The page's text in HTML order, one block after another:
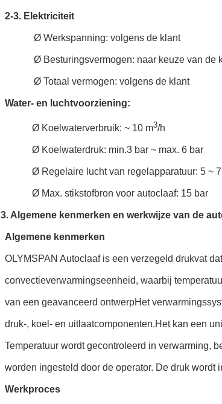
2-3. Elektriciteit
Ø Werkspanning: volgens de klant
Ø Besturingsvermogen: naar keuze van de
Ø Totaal vermogen: volgens de klant
Water- en luchtvoorziening:
Ø Koelwaterverbruik: ~ 10 m3/h
Ø Koelwaterdruk: min.3 bar ~ max. 6 bar
Ø Regelaire lucht van regelapparatuur: 5 ~
Ø Max. stikstofbron voor autoclaaf: 15 bar
3. Algemene kenmerken en werkwijze van de
Algemene kenmerken
OLYMSPAN Autoclaaf is een verzegeld drukvat
convectieverwarmingseenheid, waarbij
van een geavanceerd ontwerpHet
druk-, koel- en uitlaatcomponenten.Het kan een
Temperatuur wordt gecontroleerd in verwarming,
worden ingesteld door de operator. De druk wordt
Werkproces